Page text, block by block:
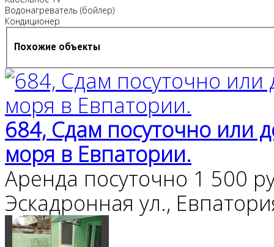
Водонагреватель (бойлер)
Кондиционер
Похожие объекты
684, Сдам посуточно или
моря в Евпатории.
Аренда посуточно 1 500
Эскадронная ул.,